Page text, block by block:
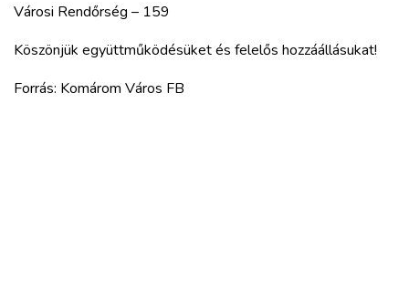
Városi Rendőrség – 159
Köszönjük együttműködésüket és felelős hozzáállásukat!
Forrás: Komárom Város FB